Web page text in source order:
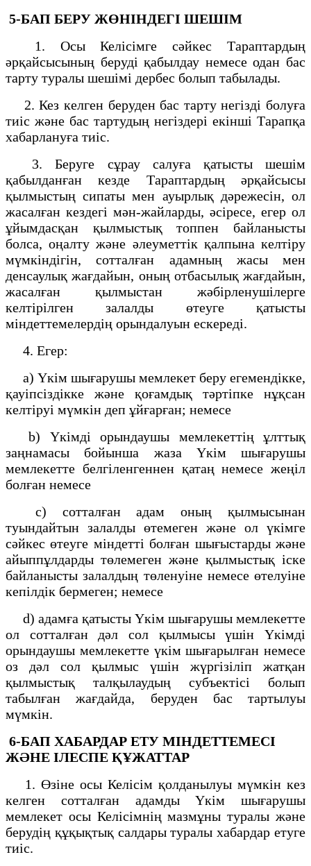
5-БАП БЕРУ ЖӨНІНДЕГІ ШЕШІМ
1. Осы Келісімге сәйкес Тараптардың
әрқайсысының беруді қабылдау немесе одан бас
тарту туралы шешімі дербес болып табылады.
2. Кез келген беруден бас тарту негізді болуға
тиіс және бас тартудың негіздері екінші Тарапқа
хабарлануға тиіс.
3. Беруге сұрау салуға қатысты шешім
қабылданған кезде Тараптардың әрқайсысы
қылмыстың сипаты мен ауырлық дәрежесін, ол
жасалған кездегі мән-жайларды, әсіресе, егер ол
ұйымдасқан қылмыстық топпен байланысты
болса, оңалту және әлеуметтік қалпына келтіру
мүмкіндігін, сотталған адамның жасы мен
денсаулық жағдайын, оның отбасылық жағдайын,
жасалған қылмыстан жәбірленушілерге
келтірілген залалды өтеуге қатысты
міндеттемелердің орындалуын ескереді.
4. Егер:
a) Үкім шығарушы мемлекет беру егемендікке,
қауіпсіздікке және қоғамдық тәртіпке нұқсан
келтіруі мүмкін деп ұйғарған; немесе
b) Үкімді орындаушы мемлекеттің ұлттық
заңнамасы бойынша жаза Үкім шығарушы
мемлекетте белгіленгеннен қатаң немесе жеңіл
болған немесе
c) сотталған адам оның қылмысынан
туындайтын залалды өтемеген және ол үкімге
сәйкес өтеуге міндетті болған шығыстарды және
айыппұлдарды төлемеген және қылмыстық іске
байланысты залалдың төленуіне немесе өтелуіне
кепілдік бермеген; немесе
d) адамға қатысты Үкім шығарушы мемлекетте
ол сотталған дәл сол қылмысы үшін Үкімді
орындаушы мемлекетте үкім шығарылған немесе
оз дәл сол қылмыс үшін жүргізіліп жатқан
қылмыстық талқылаудың субъектісі болып
табылған жағдайда, беруден бас тартылуы
мүмкін.
6-БАП ХАБАРДАР ЕТУ МІНДЕТТЕМЕСІ
ЖӘНЕ ІЛЕСПЕ ҚҰЖАТТАР
1. Өзіне осы Келісім қолданылуы мүмкін кез
келген сотталған адамды Үкім шығарушы
мемлекет осы Келісімнің мазмұны туралы және
берудің құқықтық салдары туралы хабардар етуге
тиіс.